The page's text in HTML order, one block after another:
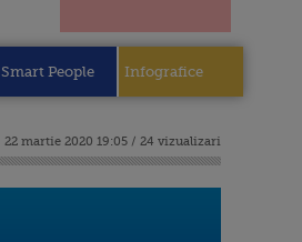
Smart People Infografice
22 martie 2020 19:05 / 24 vizualizari